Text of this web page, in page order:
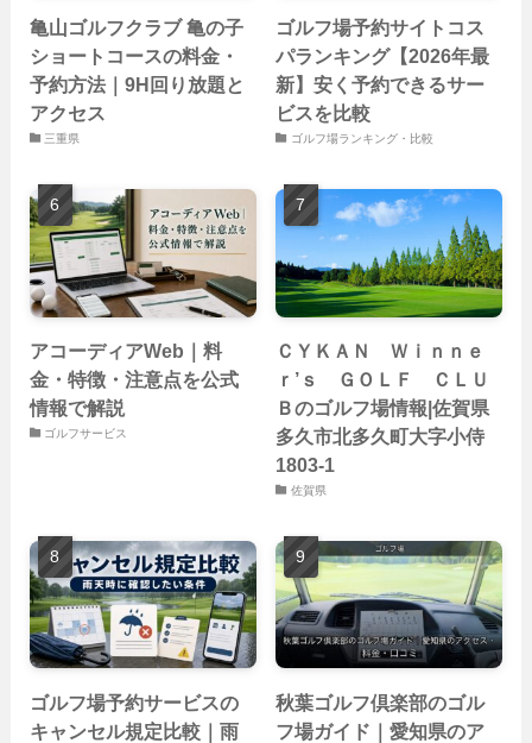
亀山ゴルフクラブ 亀の子
ショートコースの料金・
予約方法｜9H回り放題と
アクセス
三重県
ゴルフ場予約サイトコス
パランキング【2026年最
新】安く予約できるサー
ビスを比較
ゴルフ場ランキング・比較
アコーディアWeb｜料
金・特徴・注意点を公式
情報で解説
ゴルフサービス
ＣＹＫＡＮ Ｗｉｎｎｅ
ｒ’ｓ ＧＯＬＦ ＣＬＵ
Ｂのゴルフ場情報|佐賀県
多久市北多久町大字小侍
1803-1
佐賀県
ゴルフ場予約サービスの
キャンセル規定比較｜雨
秋葉ゴルフ倶楽部のゴル
フ場ガイド｜愛知県のア